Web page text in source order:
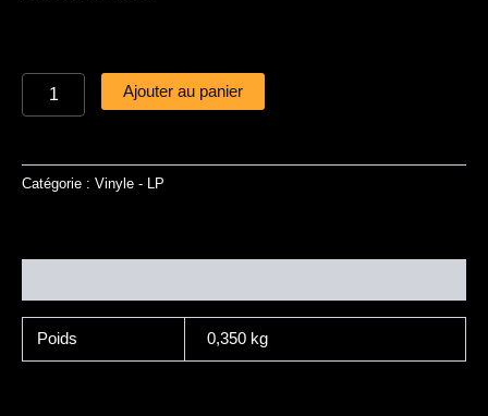
Ajouter au panier
Catégorie : Vinyle - LP
Poids 0,350 kg